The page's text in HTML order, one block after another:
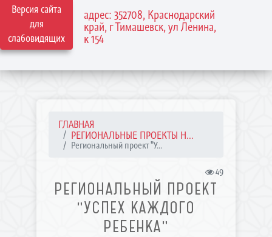
Версия сайта
для
слабовидящих
адрес: 352708, Краснодарский
край, г Тимашевск, ул Ленина,
к 154
ГЛАВНАЯ
РЕГИОНАЛЬНЫЕ ПРОЕКТЫ Н...
Региональный проект "У...
49
РЕГИОНАЛЬНЫЙ ПРОЕКТ
"УСПЕХ КАЖДОГО
РЕБЕНКА"